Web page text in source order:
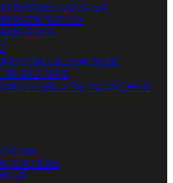
PARA COLGAR
DE SUELO
FIJOS
PARA PLANCHAR
PLANCHAR
TABLA DE PLANCHAR